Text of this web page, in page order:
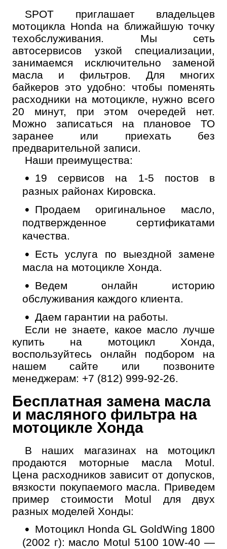
SPOT приглашает владельцев
мотоцикла Honda на ближайшую точку
техобслуживания. Мы сеть
автосервисов узкой специализации,
занимаемся исключительно заменой
масла и фильтров. Для многих
байкеров это удобно: чтобы поменять
расходники на мотоцикле, нужно всего
20 минут, при этом очередей нет.
Можно записаться на плановое ТО
заранее или приехать без
предварительной записи.
Наши преимущества:
19 сервисов на 1-5 постов в
разных районах Кировска.
Продаем оригинальное масло,
подтвержденное сертификатами
качества.
Есть услуга по выездной замене
масла на мотоцикле Хонда.
Ведем онлайн историю
обслуживания каждого клиента.
Даем гарантии на работы.
Если не знаете, какое масло лучше
купить на мотоцикл Хонда,
воспользуйтесь онлайн подбором на
нашем сайте или позвоните
менеджерам: +7 (812) 999-92-26.
Бесплатная замена масла
и масляного фильтра на
мотоцикле Хонда
В наших магазинах на мотоцикл
продаются моторные масла Motul.
Цена расходников зависит от допусков,
вязкости покупаемого масла. Приведем
пример стоимости Motul для двух
разных моделей Хонды:
Мотоцикл Honda GL GoldWing 1800
(2002 г): масло Motul 5100 10W-40 —
Онлайн запись
Выберите одну или несколько услуг
Далее
История обслуживания
Номер телефона
ОК